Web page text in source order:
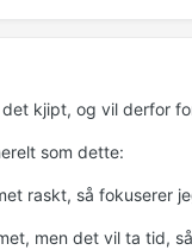
kjipt, og vil derfor
som dette:
raskt, så fokuserer
men det vil ta tid,